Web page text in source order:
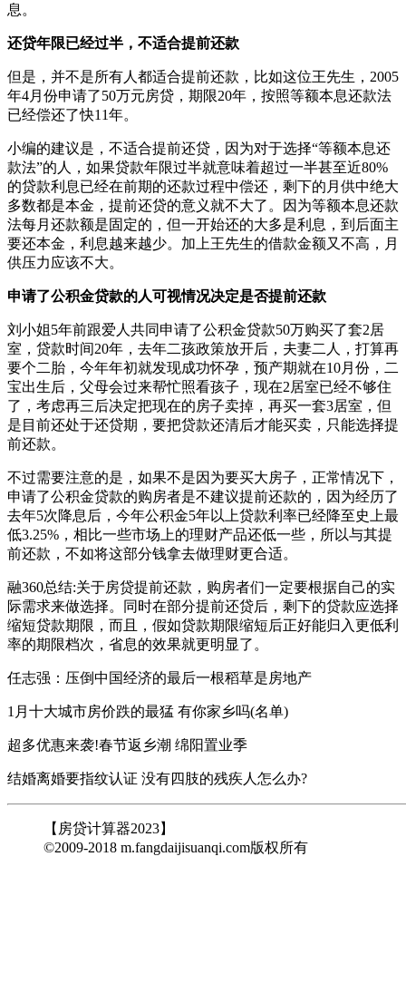
息。
还贷年限已经过半，不适合提前还款
但是，并不是所有人都适合提前还款，比如这位王先生，2005
年4月份申请了50万元房贷，期限20年，按照等额本息还款法
已经偿还了快11年。
小编的建议是，不适合提前还贷，因为对于选择“等额本息还
款法”的人，如果贷款年限过半就意味着超过一半甚至近80%
的贷款利息已经在前期的还款过程中偿还，剩下的月供中绝大
多数都是本金，提前还贷的意义就不大了。因为等额本息还款
法每月还款额是固定的，但一开始还的大多是利息，到后面主
要还本金，利息越来越少。加上王先生的借款金额又不高，月
供压力应该不大。
申请了公积金贷款的人可视情况决定是否提前还款
刘小姐5年前跟爱人共同申请了公积金贷款50万购买了套2居
室，贷款时间20年，去年二孩政策放开后，夫妻二人，打算再
要个二胎，今年年初就发现成功怀孕，预产期就在10月份，二
宝出生后，父母会过来帮忙照看孩子，现在2居室已经不够住
了，考虑再三后决定把现在的房子卖掉，再买一套3居室，但
是目前还处于还贷期，要把贷款还清后才能买卖，只能选择提
前还款。
不过需要注意的是，如果不是因为要买大房子，正常情况下，
申请了公积金贷款的购房者是不建议提前还款的，因为经历了
去年5次降息后，今年公积金5年以上贷款利率已经降至史上最
低3.25%，相比一些市场上的理财产品还低一些，所以与其提
前还款，不如将这部分钱拿去做理财更合适。
融360总结:关于房贷提前还款，购房者们一定要根据自己的实
际需求来做选择。同时在部分提前还贷后，剩下的贷款应选择
缩短贷款期限，而且，假如贷款期限缩短后正好能归入更低利
率的期限档次，省息的效果就更明显了。
任志强：压倒中国经济的最后一根稻草是房地产
1月十大城市房价跌的最猛 有你家乡吗(名单)
超多优惠来袭!春节返乡潮 绵阳置业季
结婚离婚要指纹认证 没有四肢的残疾人怎么办?
【房贷计算器2023】
©2009-2018 m.fangdaijisuanqi.com版权所有